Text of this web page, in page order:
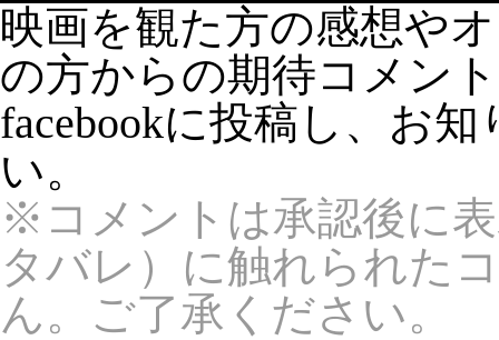
映画を観た方の感想や
の方からの期待コメン
facebookに投稿し、お
い。
※コメントは承認後に
タバレ）に触れられた
ん。ご了承ください。